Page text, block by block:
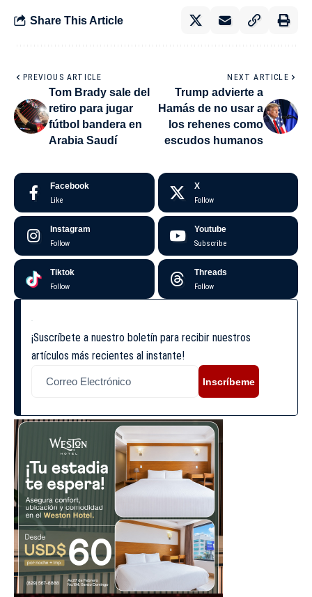
Share This Article
PREVIOUS ARTICLE
Tom Brady sale del
retiro para jugar
fútbol bandera en
Arabia Saudí
NEXT ARTICLE
Trump advierte a
Hamás de no usar a
los rehenes como
escudos humanos
Facebook
Like
X
Follow
Instagram
Follow
Youtube
Subscribe
Tiktok
Follow
Threads
Follow
¡Suscríbete a nuestro boletín para recibir nuestros
artículos más recientes al instante!
Inscríbeme